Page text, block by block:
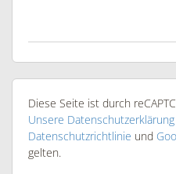
Diese Seite ist durch
Unsere Datenschutzerklärung
Datenschutzrichtlinie und
gelten.